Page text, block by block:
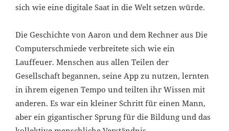
sich wie eine digitale Saat in die Welt setzen würde.
Die Geschichte von Aaron und dem Rechner aus Die
Computerschmiede verbreitete sich wie ein
Lauffeuer. Menschen aus allen Teilen der
Gesellschaft begannen, seine App zu nutzen, lernten
in ihrem eigenen Tempo und teilten ihr Wissen mit
anderen. Es war ein kleiner Schritt für einen Mann,
aber ein gigantischer Sprung für die Bildung und das